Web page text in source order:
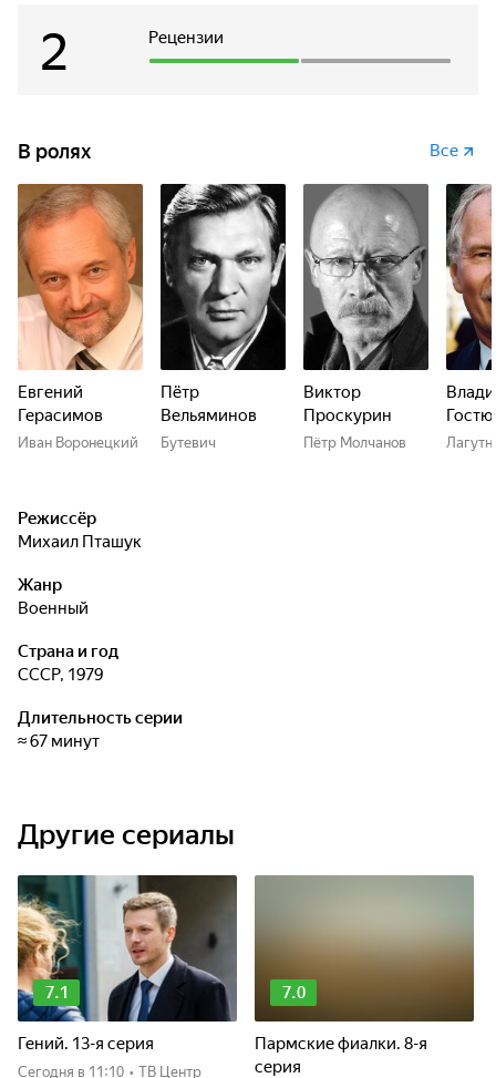
Рецензии
2
В ролях Все
Евгений
Герасимов
Иван Воронецкий
Пётр
Вельяминов
Бутевич
Виктор
Проскурин
Пётр Молчанов
Режиссёр
Михаил Пташук
Жанр
военный
Страна и год
СССР, 1979
Длительность серии
≈ 67 минут
Другие сериалы
7.1
Гений. 13-я серия
Сегодня в 11:10 • ТВ Центр
7.0
Пармские фиалки. 8-я
серия